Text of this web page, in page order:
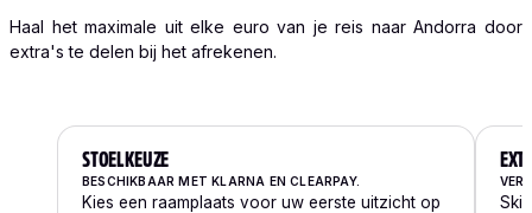
Haal het maximale uit elke euro van je reis naar Andorra door
extra's te delen bij het afrekenen.
STOELKEUZE
BESCHIKBAAR MET KLARNA EN CLEARPAY.
Kies een raamplaats voor uw eerste uitzicht op